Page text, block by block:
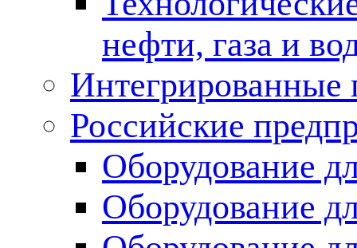
нефти, газа и
Российские
Оборудование
Оборудование